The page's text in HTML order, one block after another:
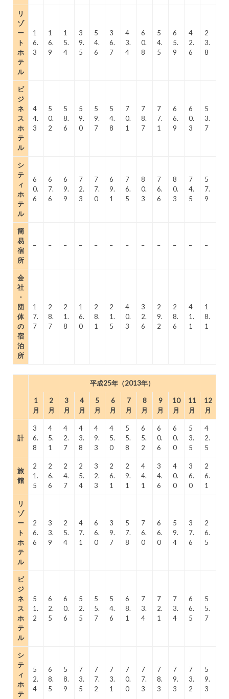
リ
ゾ
ー
ト
ホ
テ
ル
1
6.
3
1
6.
9
1
5.
4
3
9.
5
5
4.
6
3
6.
7
4
3.
4
6
0.
8
5
4.
5
6
5.
9
4
2.
6
2
3.
8
ビ
ジ
ネ
ス
ホ
テ
ル
4
4.
3
5
0.
2
5
8.
6
5
9.
0
5
9.
7
5
4.
8
7
0.
1
7
8.
7
7
7.
1
6
6.
9
6
0.
3
5
3.
7
シ
テ
ィ
ホ
テ
ル
6
0.
6
6
7.
6
6
9.
9
7
2.
3
7
7.
0
6
9.
1
7
6.
5
8
0.
3
7
6.
6
8
0.
3
7
4.
5
5
7.
9
簡
易
宿
所
– – – – – – – – – – – –
会
社
・
団
体
の
宿
泊
所
1
7.
7
2
8.
7
2
1.
8
1
6.
0
2
8.
1
2
1.
5
4
0.
3
3
2.
6
2
9.
2
2
8.
6
4
1.
1
1
8.
1
平成25年（2013年）
1
月
2
月
3
月
4
月
5
月
6
月
7
月
8
月
9
月
10
月
11
月
12
月
計
3
6.
8
4
5.
1
4
2.
7
4
3.
8
4
9.
3
4
5.
0
5
5.
8
6
5.
2
6
0.
6
6
0.
0
5
3.
5
4
2.
5
旅
館
2
1.
5
2
6.
6
2
4.
7
2
5.
4
3
2.
3
2
6.
1
2
9.
1
4
4.
1
3
4.
6
4
0.
0
3
6.
0
2
6.
1
リ
ゾ
ー
ト
ホ
テ
ル
2
6.
6
3
3.
9
2
5.
4
4
7.
1
6
6.
0
3
9.
7
5
7.
8
7
6.
0
6
6.
0
5
9.
4
3
7.
6
2
6.
5
ビ
ジ
ネ
ス
ホ
テ
ル
5
1.
2
6
2.
5
6
0.
6
5
2.
5
5
5.
7
5
4.
6
6
8.
1
7
3.
4
7
2.
1
7
3.
4
6
6.
5
5
5.
7
シ
テ
ィ
ホ
テ
5
2.
4
6
8.
5
5
8.
9
7
3.
5
7
7.
2
7
3.
1
7
0.
0
7
7.
3
7
8.
3
7
9.
3
7
3.
2
5
9.
3